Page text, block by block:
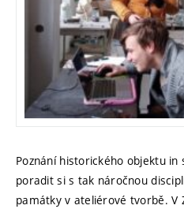
Poznání historického objektu
poradit si s tak náročnou
památky v ateliérové tvorbě. V